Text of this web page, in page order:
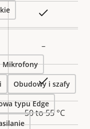
–
Tak
-50 to 55 °C
Mikrofony
Obudowy i szafy
typu Edge